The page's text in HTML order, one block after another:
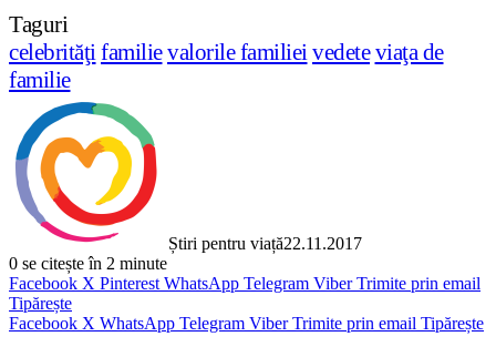
Taguri
celebrităţi familievalorile familiei vedete viaţa de
familie
Știri pentru viață22.11.2017
0 se citește în 2 minute
Facebook X Pinterest WhatsApp Telegram Viber Trimite prin email
Tipărește
Facebook X WhatsApp Telegram Viber Trimite prin email Tipărește